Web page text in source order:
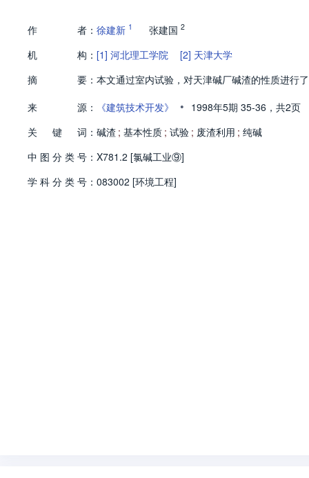
作 者： 徐建新 1 张建国 2
机 构： [1] 河北理工学院 [2] 天津大学
摘
要： 本文通过室内试验，对天津碱厂碱渣的性质进行
来
源： 《建筑技术开发》 • 1998年5期 35-36， 共2页
关
键 词： 碱渣 ; 基本性质 ; 试验 ; 废渣利用 ; 纯碱
中 图 分 类 号： X781.2 [氯碱工业⑨]
学 科 分 类 号： 083002 [环境工程]